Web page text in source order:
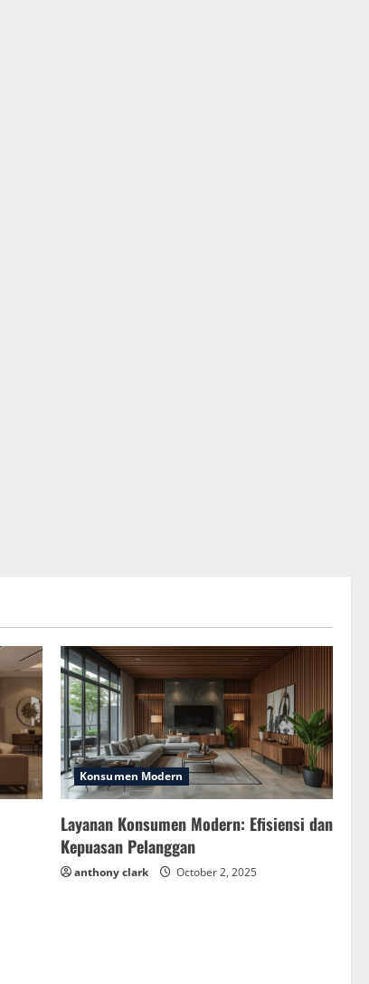
Konsumen Modern
Layanan Konsumen Modern: Efisiensi dan
Kepuasan Pelanggan
anthony clark October 2, 2025